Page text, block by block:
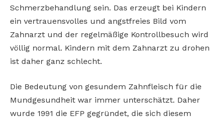
Schmerzbehandlung sein. Das erzeugt bei Kindern
ein vertrauensvolles und angstfreies Bild vom
Zahnarzt und der regelmäßige Kontrollbesuch wird
völlig normal. Kindern mit dem Zahnarzt zu drohen
ist daher ganz schlecht.
Die Bedeutung von gesundem Zahnfleisch für die
Mundgesundheit war immer unterschätzt. Daher
wurde 1991 die EFP gegründet, die sich diesem